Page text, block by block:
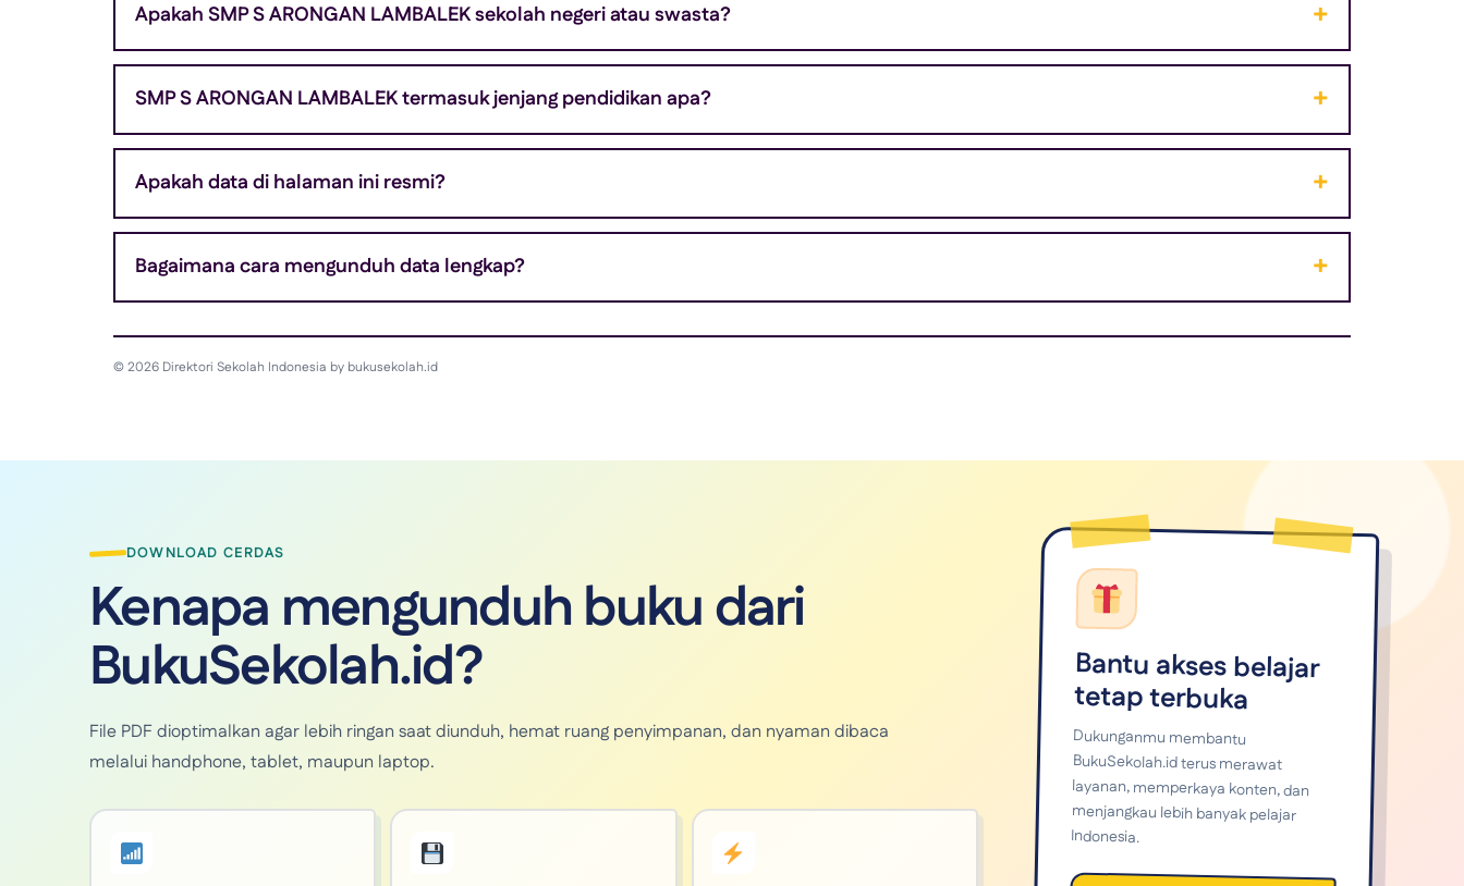
Apakah SMP S ARONGAN LAMBALEK sekolah negeri atau swasta?
SMP S ARONGAN LAMBALEK termasuk jenjang pendidikan apa?
Apakah data di halaman ini resmi?
Bagaimana cara mengunduh data lengkap?
© 2026 Direktori Sekolah Indonesia by bukusekolah.id
DOWNLOAD CERDAS
Kenapa mengunduh buku dari
BukuSekolah.id?
File PDF dioptimalkan agar lebih ringan saat diunduh, hemat ruang penyimpanan, dan nyaman dibaca
melalui handphone, tablet, maupun laptop.
Bantu akses belajar
tetap terbuka
Dukunganmu membantu
BukuSekolah.id terus merawat
layanan, memperkaya konten, dan
menjangkau lebih banyak pelajar
Indonesia.